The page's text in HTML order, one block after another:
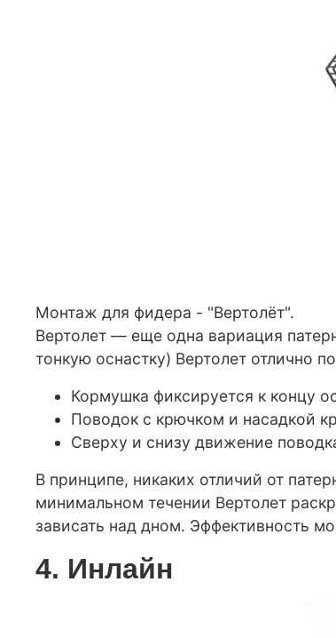
Монтаж для фидера - "Вертолёт".
Вертолет — еще одна вариация
тонкую оснастку) Вертолет отлично
Кормушка фиксируется к концу
Поводок с крючком и насадкой
Сверху и снизу движение
В принципе, никаких отличий от
минимальном течении Вертолет
зависать над дном. Эффективность
4. Инлайн